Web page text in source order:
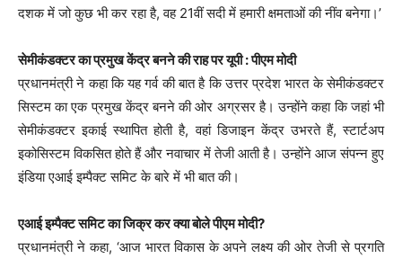
दशक में जो कुछ भी कर रहा है, वह 21वीं सदी में हमारी क्षमताओं की नींव बनेगा।’
सेमीकंडक्टर का प्रमुख केंद्र बनने की राह पर यूपी : पीएम मोदी
प्रधानमंत्री ने कहा कि यह गर्व की बात है कि उत्तर प्रदेश भारत के सेमीकंडक्टर
सिस्टम का एक प्रमुख केंद्र बनने की ओर अग्रसर है। उन्होंने कहा कि जहां भी
सेमीकंडक्टर इकाई स्थापित होती है, वहां डिजाइन केंद्र उभरते हैं, स्टार्टअप
इकोसिस्टम विकसित होते हैं और नवाचार में तेजी आती है। उन्होंने आज संपन्न हुए
इंडिया एआई इम्पैक्ट समिट के बारे में भी बात की।
एआई इम्पैक्ट समिट का जिक्र कर क्या बोले पीएम मोदी?
प्रधानमंत्री ने कहा, ‘आज भारत विकास के अपने लक्ष्य की ओर तेजी से प्रगति